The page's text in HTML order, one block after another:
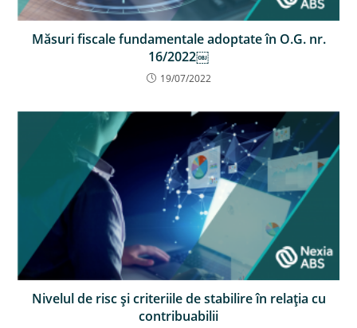
Măsuri fiscale fundamentale adoptate în O.G. nr.
16/2022￼
19/07/2022
Nivelul de risc şi criteriile de stabilire în relaţia cu
contribuabilii